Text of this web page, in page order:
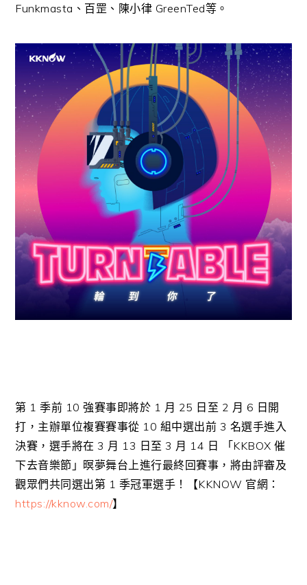
Funkmasta 、百罡、陳小律 GreenTed等。
第 1 季前 10強賽事即將於 1 月 25 日至 2 月 6 日開
打，主辦單位複賽賽事從 10 組中選出前 3 名選手進入
決賽，選手將在 3 月 13 日至 3 月 14 日 「KKBOX催
下去音樂節」暝夢舞台上進行最終回賽事，將由評審及
觀眾們共同選出第 1 季冠軍選手！【KKNOW 官網：
https://kknow.com/】